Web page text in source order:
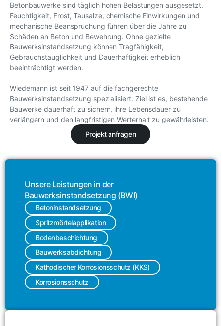
Betonbauwerke sind täglich hohen Belastungen ausgesetzt.
Feuchtigkeit, Frost, Tausalze, chemische Einwirkungen und
mechanische Beanspruchung führen über die Jahre zu
Schäden an Beton und Bewehrung. Ohne gezielte
Bauwerksinstandsetzung können Tragfähigkeit,
Gebrauchstauglichkeit und Dauerhaftigkeit erheblich
beeinträchtigt werden.
Wiedemann ist seit 1947 auf die fachgerechte
Bauwerksinstandsetzung spezialisiert. Ziel ist es, bestehende
Bauwerke dauerhaft zu sichern, ihre Lebensdauer zu
verlängern und den langfristigen Werterhalt zu gewährleisten.
Projekt anfragen
Unsere Leistungen in der
Bauwerksinstandsetzung (BWI)
Betoninstandsetzung
Spritzmörtelapplikation
Bodenbeschichtung
Bauwerksabdichtung
Kathodischer Korrosionsschutz (KKS)
Korrosionsschutz